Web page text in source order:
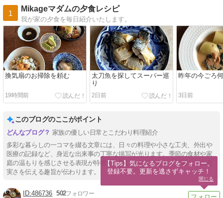
1
Mikageマダムの夕食レシピ
我が家の夕食を毎日紹介いたします。
換気扇のお掃除を頼む
19時間前
太刀魚を探してスーパー巡
り
2日前
昨年の今ごろ
3日前
このブログのここがポイント
家族の優しい日常とこだわり料理紹介
多彩な暮らしの一コマを綴る文章には、日々の料理や小さな工夫、外出や
医療の記録など、身近な出来事の丁寧な描写が光ります。季節の食材や家
庭の温もりを感じさせる表現が特徴で、親しみやすさとともに暮らしの充
実さを伝える趣旨が伝わります。
486736 502
【Tips】気になるブログをフォロー。
登録不要。更新を逃さずキャッチ！
閉じる